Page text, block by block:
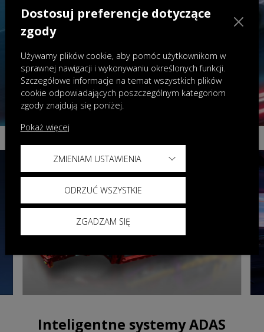
Inteligentne systemy ADAS
Dostosuj preferencje dotyczące
zgody
Używamy plików cookie, aby pomóc użytkownikom w
sprawnej nawigacji i wykonywaniu określonych funkcji.
Szczegółowe informacje na temat wszystkich plików
cookie odpowiadających poszczególnym kategoriom
zgody znajdują się poniżej.
Pokaż więcej
ZMIENIAM USTAWIENIA
ODRZUĆ WSZYSTKIE
ZGADZAM SIĘ